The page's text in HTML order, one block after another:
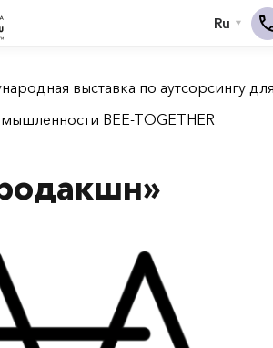
выставка по аутсорсингу
BEE-TOGETHER